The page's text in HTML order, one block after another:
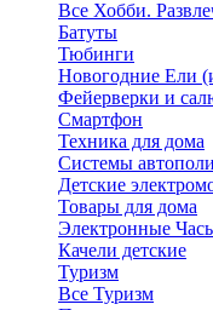
Все Хобби.
Батуты
Тюбинги
Новогодние Ели
Фейерверки и
Смартфон
Техника для дома
Системы
Детские
Товары для дома
Электронные
Качели детские
Туризм
Все Туризм